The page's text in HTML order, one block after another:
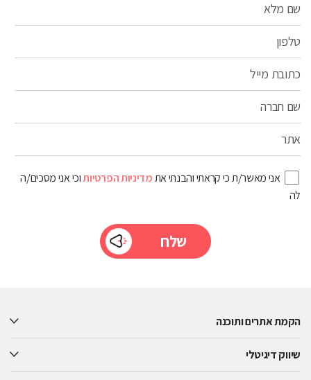
שם מלא
טלפון
כתובת מייל
שם חברה
אתר
אני מאשר/ת כי קראתי והבנתי אתמדיניות הפרטיותוכי אני מסכים/ה
לה
field
הקמת אתרים ותוכנה
שיווק דיגיטלי